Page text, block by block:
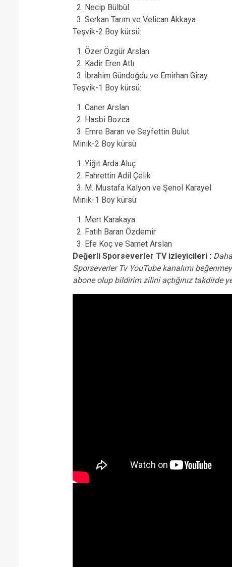
Necip Bülbül
Serkan Tarım ve Velican Akkaya
Teşvik-2 Boy kürsü:
Özer Özgür Arslan
Kadir Eren Atlı
İbrahim Gündoğdu ve Emirhan Giray
Teşvik-1 Boy kürsü:
Caner Arslan
Hasbi Bozca
Emre Baran ve Seyfettin Bulut
Minik-2 Boy kürsü:
Yiğit Arda Aluç
Fahrettin Adil Çelik
M. Mustafa Kalyon ve Şenol Karayel
Minik-1 Boy kürsü:
Mert Karakaya
Fatih Baran Özdemir
Efe Koç ve Samet Arslan
Değerli Sporseverler TV izleyicileri :
Sporseverler Tv YouTube kanalımı
abone olup bildirim zilini açtığınız takdirde